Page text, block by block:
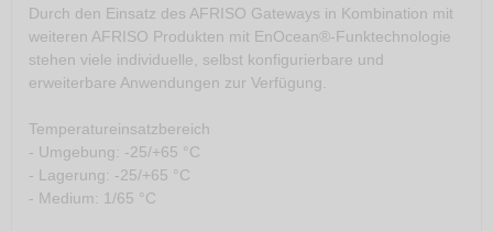
Durch den Einsatz des AFRISO Gateways in Kombination mit
weiteren AFRISO Produkten mit EnOcean®-Funktechnologie
stehen viele individuelle, selbst konfigurierbare und
erweiterbare Anwendungen zur Verfügung.
Temperatureinsatzbereich
- Umgebung: -25/+65 °C
- Lagerung: -25/+65 °C
- Medium: 1/65 °C